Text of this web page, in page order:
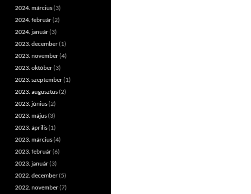
2024. március(3)
2024. február(2)
2024. január(3)
2023. december(1)
2023. november(4)
2023. október(3)
2023. szeptember(1)
2023. augusztus(2)
2023. június(2)
2023. május(3)
2023. április(1)
2023. március(4)
2023. február(6)
2023. január(3)
2022. december(5)
2022. november(7)